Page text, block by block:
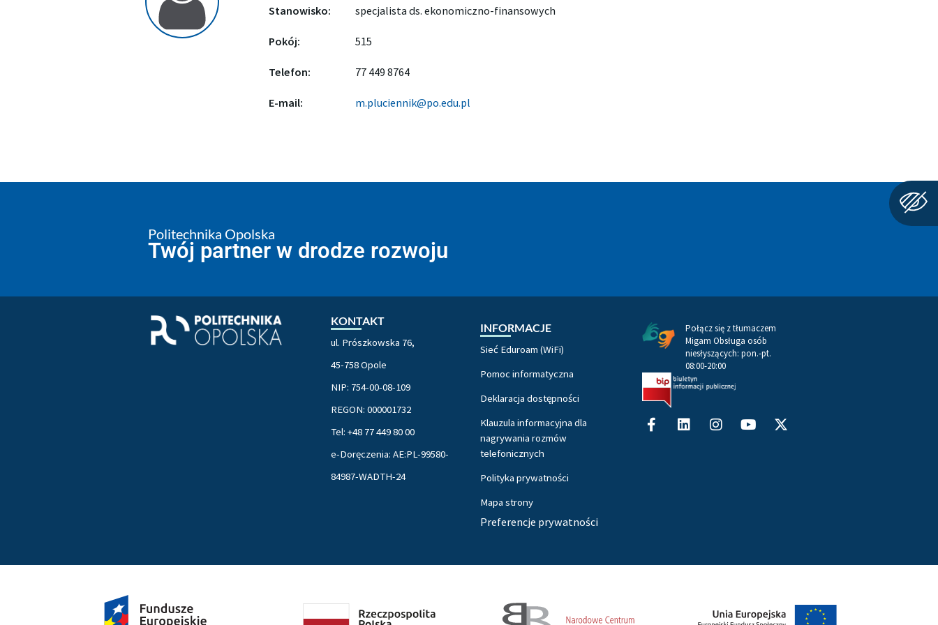
Stanowisko: specjalista ds. ekonomiczno-finansowych
Pokój: 515
Telefon: 77 449 8764
E-mail: m.pluciennik@po.edu.pl
Politechnika Opolska
Twój partner w drodze rozwoju
KONTAKT
ul. Prószkowska 76,
45-758 Opole
NIP: 754-00-08-109
REGON: 000001732
Tel: +48 77 449 80 00
e-Doręczenia: AE:PL-99580-
84987-WADTH-24
INFORMACJE
Sieć Eduroam (WiFi)
Pomoc informatyczna
Deklaracja dostępności
Klauzula informacyjna dla
nagrywania rozmów
telefonicznych
Polityka prywatności
Mapa strony
Preferencje prywatności
Połącz się z tłumaczem
Migam Obsługa osób
niesłyszących: pon.-pt.
08:00-20:00
Facebook-
f
LinkedinInstagram
twitter